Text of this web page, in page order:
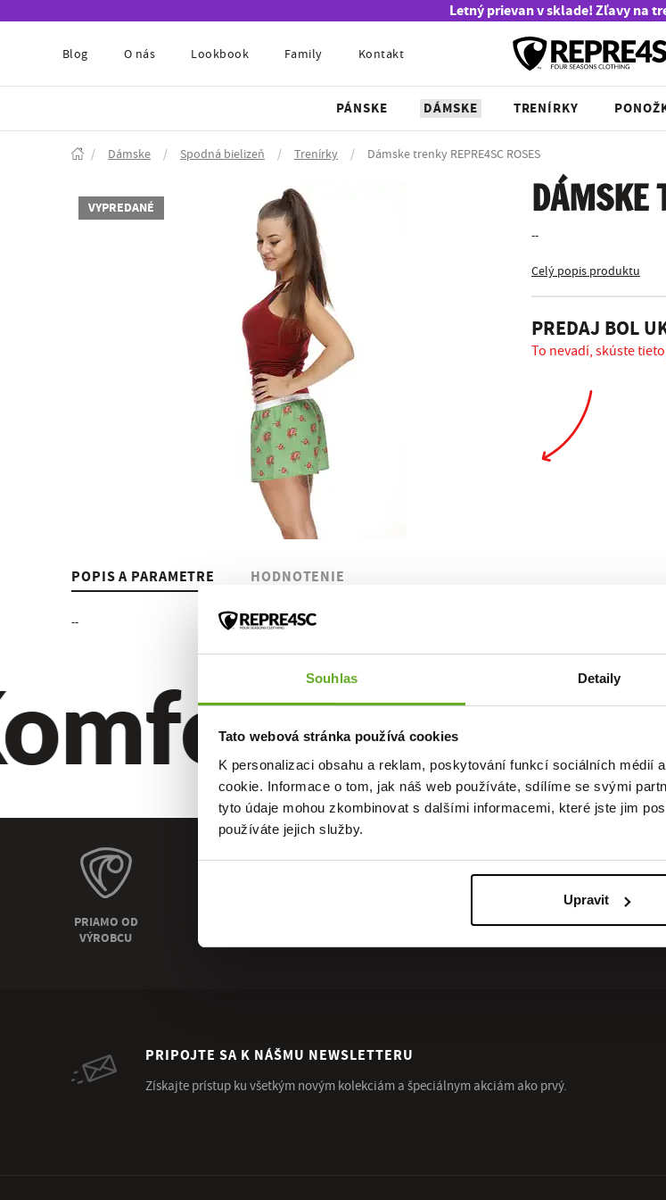
Souhlas Detaily
Tato webová stránka používá cookies
K personalizaci obsahu a reklam, poskytování funkcí sociálních médií
cookie. Informace o tom, jak náš web používáte, sdílíme se svými
tyto údaje mohou zkombinovat s dalšími informacemi, které jste jim
používáte jejich služby.
Upravit
Letný prievan v sklade! Zľavy na
Blog O nás Lookbook Family Kontakt
PÁNSKE DÁMSKE TRENÍRKY
/ Dámske / Spodná bielizeň / Trenírky / Dámske trenky REPRE4SC ROSES
VYPREDANÉ DÁMSKE
--
Celý popis produktu
PREDAJ BOL
To nevadí, skúste
POPIS A PARAMETRE HODNOTENIE
--
PRIAMO OD
VÝROBCU
DOPRAVA
PRIPOJTE SA K NÁŠMU NEWSLETTERU
Získajte prístup ku všetkým novým kolekciám a špeciálnym akciám ako prvý.